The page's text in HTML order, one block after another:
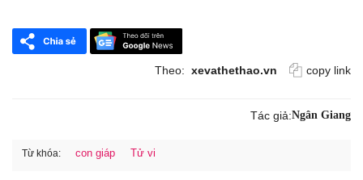
Theo: xevathethao.vn copy link
Tác giả:Ngân Giang
Từ khóa: con giáp Tử vi